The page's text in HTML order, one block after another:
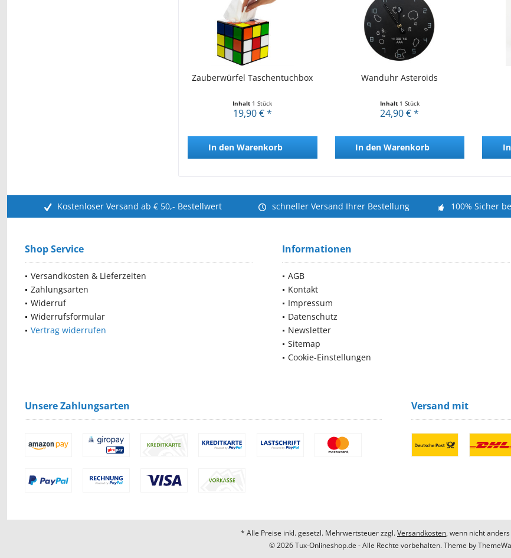
Zauberwürfel Taschentuchbox
Inhalt 1 Stück
19,90 € *
In den Warenkorb
Wanduhr Asteroids
Inhalt 1 Stück
24,90 € *
In den Warenkorb
Kostenloser Versand ab € 50,- Bestellwert schneller Versand Ihrer Bestellung 100% Sicher
Shop Service
Versandkosten & Lieferzeiten
Zahlungsarten
Widerruf
Widerrufsformular
Vertrag widerrufen
Informationen
AGB
Kontakt
Impressum
Datenschutz
Newsletter
Sitemap
Cookie-Einstellungen
Unsere Zahlungsarten Versand mit
* Alle Preise inkl. gesetzl. Mehrwertsteuer zzgl.Versandkosten, wenn nicht
© 2026 Tux-Onlineshop.de - Alle Rechte vorbehalten. Theme by